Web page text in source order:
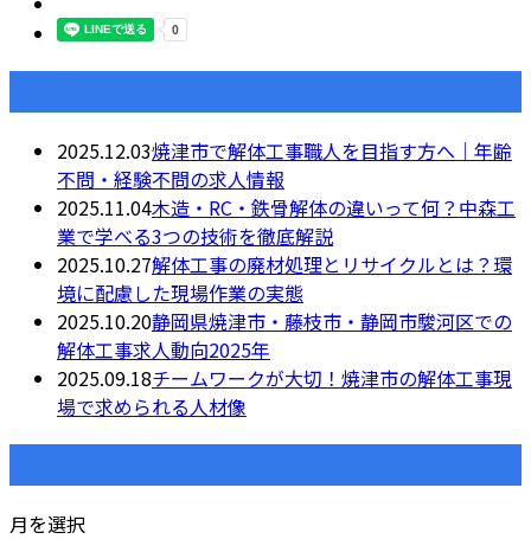
2025.12.03焼津市で解体工事職人を目指す方へ｜年齢
不問・経験不問の求人情報
2025.11.04木造・RC・鉄骨解体の違いって何？中森工
業で学べる3つの技術を徹底解説
2025.10.27解体工事の廃材処理とリサイクルとは？環
境に配慮した現場作業の実態
2025.10.20静岡県焼津市・藤枝市・静岡市駿河区での
解体工事求人動向2025年
2025.09.18チームワークが大切！焼津市の解体工事現
場で求められる人材像
月を選択